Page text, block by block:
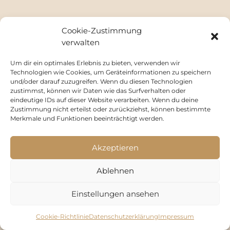
Cookie-Zustimmung
verwalten
Um dir ein optimales Erlebnis zu bieten, verwenden wir
Technologien wie Cookies, um Geräteinformationen zu speichern
und/oder darauf zuzugreifen. Wenn du diesen Technologien
zustimmst, können wir Daten wie das Surfverhalten oder
eindeutige IDs auf dieser Website verarbeiten. Wenn du deine
Zustimmung nicht erteilst oder zurückziehst, können bestimmte
Merkmale und Funktionen beeinträchtigt werden.
Akzeptieren
Ablehnen
Einstellungen ansehen
Cookie-RichtlinieDatenschutzerklärungImpressum
Impressum